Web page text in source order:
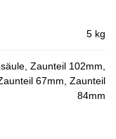
5 kg
Zaunteil 102mm,
67mm, Zaunteil
84mm